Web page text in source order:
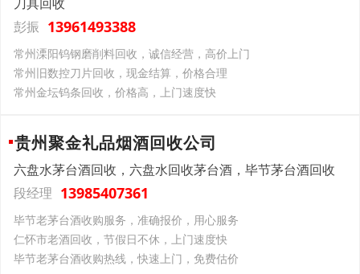
刀具回收
彭振 13961493388
常州溧阳钨钢磨削料回收，诚信经营，高价上门
常州旧数控刀片回收，现金结算，价格合理
常州金坛钨条回收，价格高，上门速度快
贵州聚金礼品烟酒回收公司
六盘水茅台酒回收，六盘水回收茅台酒，毕节茅台酒回收
段经理 13985407361
毕节老茅台酒收购服务，准确报价，用心服务
仁怀市老酒回收，节假日不休，上门速度快
毕节老茅台酒收购热线，快速上门，免费估价